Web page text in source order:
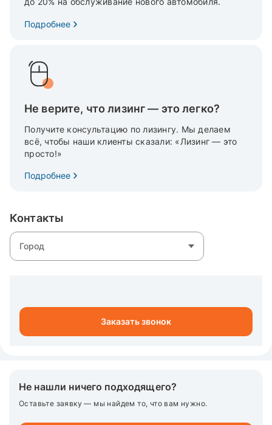
Подробнее
Не верите, что лизинг — это легко?
Получите консультацию по лизингу. Мы делаем
всё, чтобы наши клиенты сказали: «Лизинг — это
просто!»
Подробнее
Контакты
Город
Заказать звонок
Не нашли ничего подходящего?
Оставьте заявку — мы найдем то, что вам нужно.